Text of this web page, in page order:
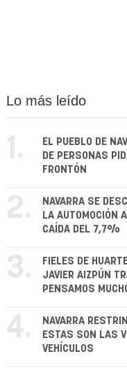
Lo más leído
1.
EL PUEBLO DE
DE PERSONAS
FRONTÓN
2.
NAVARRA SE
LA AUTOMOCIÓN
CAÍDA DEL 7,7%
3.
FIELES DE
JAVIER AIZPÚN
PENSAMOS
4.
NAVARRA
ESTAS SON LAS
VEHÍCULOS